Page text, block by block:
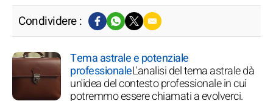
Condividere :
Tema astrale e potenziale
professionaleL'analisi del tema astrale dà
un'idea del contesto professionale in cui
potremmo essere chiamati a evolverci.